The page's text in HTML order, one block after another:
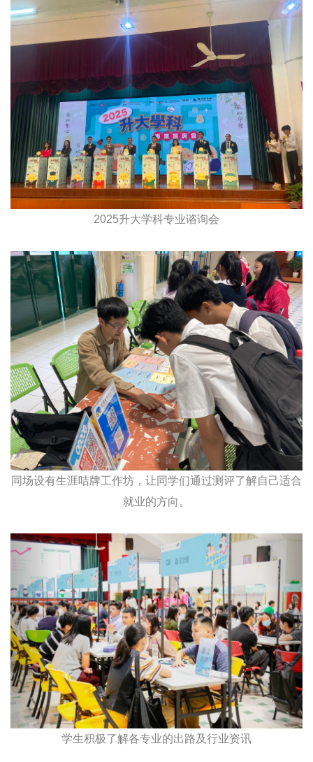
2025升大学科专业谘询会
同场设有生涯咭牌工作坊，让同学们通过测评了解自己适合
就业的方向。
学生积极了解各专业的出路及行业资讯